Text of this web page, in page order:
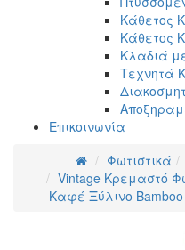
Κάθετος
Κάθετος
Κλαδιά
Τεχνητά
Επικοινωνία
Φωτιστικά
Vintage Κρεμαστό
Καφέ Ξύλινο